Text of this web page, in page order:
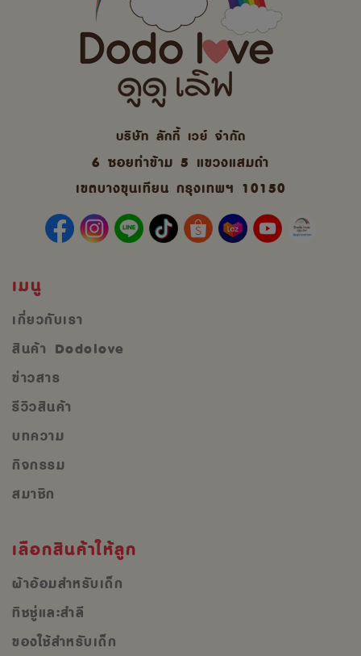
บริษัท ลักกี้ เวย์ จํากัด
6 ซอยท่าข้าม 5 แขวงแสมดำ
เขตบางขุนเทียน กรุงเทพฯ 10150
เมนู
เกี่ยวกับเรา
สินค้า Dodolove
ข่าวสาร
รีวิวสินค้า
บทความ
กิจกรรม
สมาชิก
เลือกสินค้าให้ลูก
ผ้าอ้อมสำหรับเด็ก
ทิชชู่และสำลี
ของใช้สำหรับเด็ก